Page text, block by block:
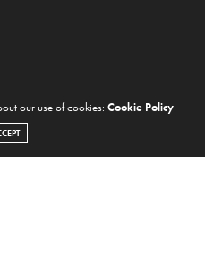
our use of cookies: Cookie Policy